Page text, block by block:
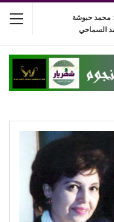
محمد حبوشة
السماحي